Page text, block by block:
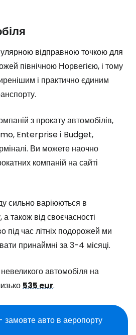
відправною точкою для
північною Норвегією, і тому
і практично єдиним
з прокату автомобілів,
Enterprise і Budget,
Ви можете наочно
компаній на сайті
сильно варіюються в
а також від своєчасності
час літніх подорожей ми
принаймні за 3-4 місяці.
автомобіля на
535 eur.
замовте авто в аеропорту